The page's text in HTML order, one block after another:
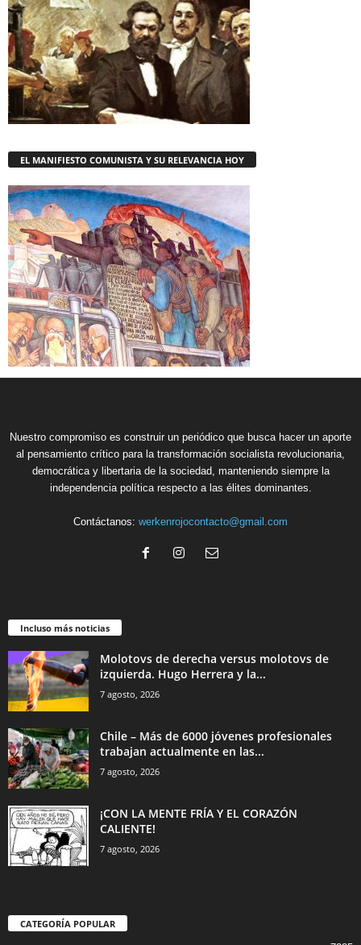
EL MANIFIESTO COMUNISTA Y SU RELEVANCIA HOY
Nuestro compromiso es construir un periódico que busca hacer un aporte
al pensamiento crítico para la transformación socialista revolucionaria,
democrática y libertaria de la sociedad, manteniendo siempre la
independencia política respecto a las élites dominantes.
Contáctanos: werkenrojocontacto@gmail.com
Incluso más noticias
Molotovs de derecha versus molotovs de
izquierda. Hugo Herrera y la...
7 agosto, 2026
Chile – Más de 6000 jóvenes profesionales
trabajan actualmente en las...
7 agosto, 2026
¡CON LA MENTE FRÍA Y EL CORAZÓN
CALIENTE!
7 agosto, 2026
CATEGORÍA POPULAR